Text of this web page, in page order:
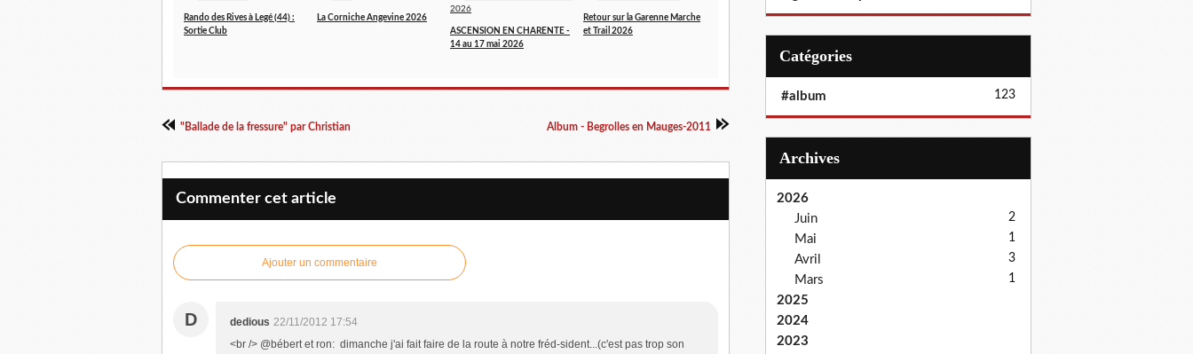
Rando des Rives à Legé (44) :
Sortie Club
La Corniche Angevine 2026
ASCENSION EN CHARENTE -
14 au 17 mai 2026
Retour sur la Garenne Marche
et Trail 2026
"Ballade de la fressure" par Christian Album - Begrolles en Mauges-2011
Commenter cet article
Ajouter un commentaire
D dedious 22/11/2012 17:54
<br /> @bébert et ron: dimanche j'ai fait faire de la route à notre fréd-sident...(c'est pas trop son
Catégories
#album 123
Archives
2026
Juin
2
Mai 1
Avril 3
Mars 1
2025
2024
2023